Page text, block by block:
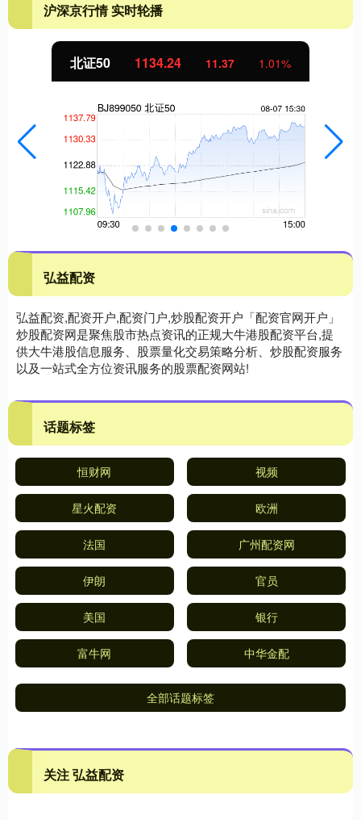
沪深京行情 实时轮播
北证50 1134.24 11.37 1.01%
弘益配资
弘益配资,配资开户,配资门户,炒股配资开户「配资官网开户」
炒股配资网是聚焦股市热点资讯的正规大牛港股配资平台,提
供大牛港股信息服务、股票量化交易策略分析、炒股配资服务
以及一站式全方位资讯服务的股票配资网站!
话题标签
恒财网 视频
星火配资 欧洲
法国 广州配资网
伊朗 官员
美国 银行
富牛网 中华金配
全部话题标签
关注 弘益配资